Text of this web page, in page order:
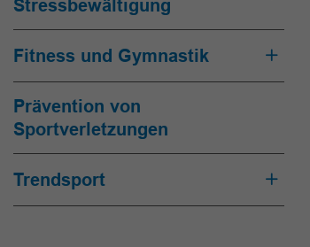
Stressbewältigung
Fitness und Gymnastik
Prävention von
Sportverletzungen
Trendsport